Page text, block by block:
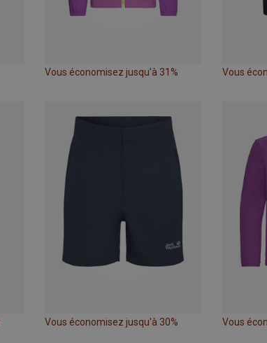
Vous économisez jusqu'à 31% Vous
Vous économisez jusqu'à 30% Vous